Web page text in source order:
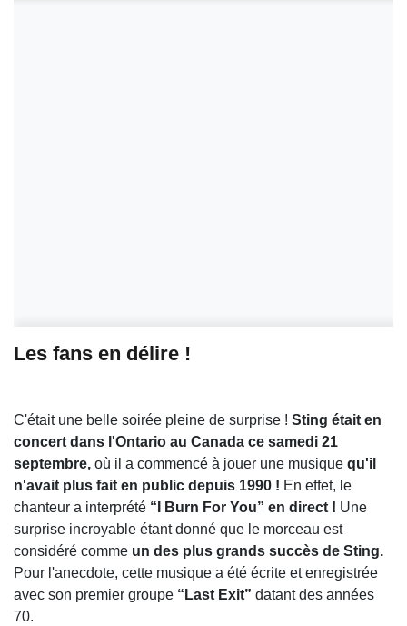
Les fans en délire !
C'était une belle soirée pleine de surprise ! Sting était en
concert dans l'Ontario au Canada ce samedi 21
septembre, où il a commencé à jouer une musique qu'il
n'avait plus fait en public depuis 1990 ! En effet, le
chanteur a interprété “I Burn For You” en direct ! Une
surprise incroyable étant donné que le morceau est
considéré comme un des plus grands succès de Sting.
Pour l'anecdote, cette musique a été écrite et enregistrée
avec son premier groupe “Last Exit” datant des années
70.